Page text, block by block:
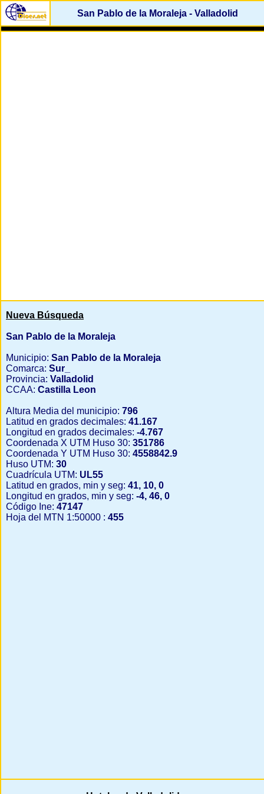
San Pablo de la Moraleja - Valladolid
Nueva Búsqueda
San Pablo de la Moraleja
Municipio: San Pablo de la Moraleja
Comarca: Sur_
Provincia: Valladolid
CCAA: Castilla Leon
Altura Media del municipio: 796
Latitud en grados decimales: 41.167
Longitud en grados decimales: -4.767
Coordenada X UTM Huso 30: 351786
Coordenada Y UTM Huso 30: 4558842.9
Huso UTM: 30
Cuadrícula UTM: UL55
Latitud en grados, min y seg: 41, 10, 0
Longitud en grados, min y seg: -4, 46, 0
Código Ine: 47147
Hoja del MTN 1:50000 : 455